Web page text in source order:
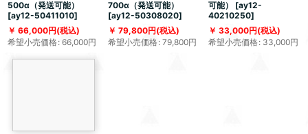
500α（発送可能）
[ay12-50411010]
66,000円(税込)
希望小売価格: 66,000円
700α（発送可能）
[ay12-50308020]
79,800円(税込)
希望小売価格: 79,800円
可能）
[ay12-
40210250]
33,000円(税込)
希望小売価格: 33,000円